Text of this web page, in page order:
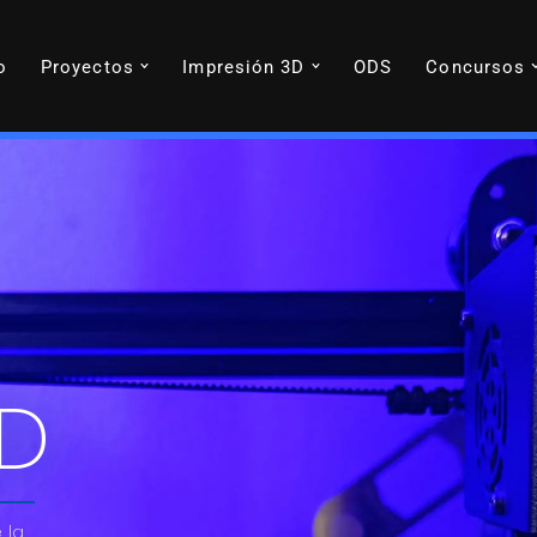
Proyectos Impresión 3D ODS Concursos
la